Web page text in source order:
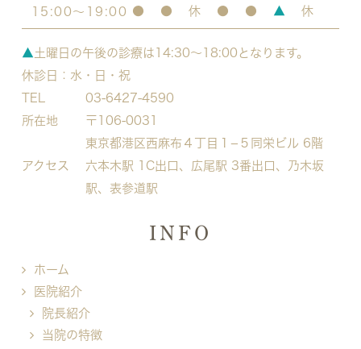
15:00～19:00 ● ● 休 ● ● ▲ 休
▲ 土曜日の午後の診療は14:30～18:00となります。
休診日：水・日・祝
TEL
03-6427-4590
所在地
〒106-0031
東京都港区西麻布４丁目１−５ 同栄ビル 6階
アクセス
六本木駅 1C出口、広尾駅 3番出口、乃木坂
駅、表参道駅
INFO
ホーム
医院紹介
院長紹介
当院の特徴